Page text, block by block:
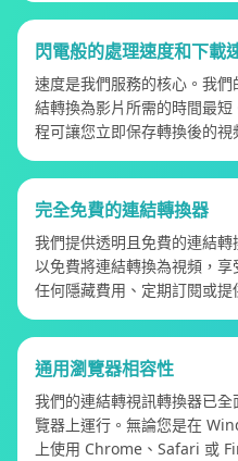
閃電般的處理速度和下載
速度是我們服務的核心。我
結轉換為影片所需的時間最
程可讓您立即保存轉換後的視
完全免費的連結轉換器
我們提供透明且免費的連結
以免費將連結轉換為視頻，
任何隱藏費用、定期訂閱或提
通用瀏覽器相容性
我們的連結轉視訊轉換器已
覽器上運行。無論您是在
上使用 Chrome、Safari 或